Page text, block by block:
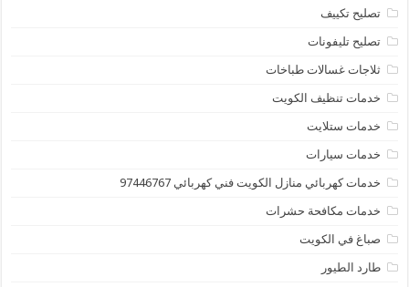
تصليح تكييف
تصليح تليفونات
ثلاجات غسالات طباخات
خدمات تنظيف الكويت
خدمات ستلايت
خدمات سيارات
خدمات كهربائي منازل الكويت فني كهربائي 97446767
خدمات مكافحة حشرات
صباغ في الكويت
طارد الطيور